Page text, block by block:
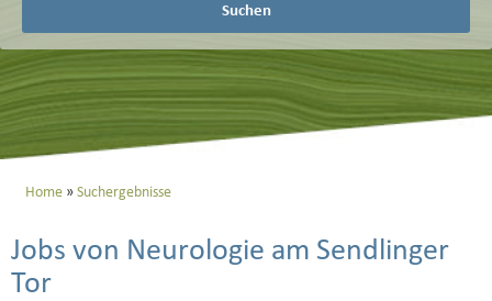
Suchen
Home Suchergebnisse
Jobs von Neurologie am Sendlinger
Tor